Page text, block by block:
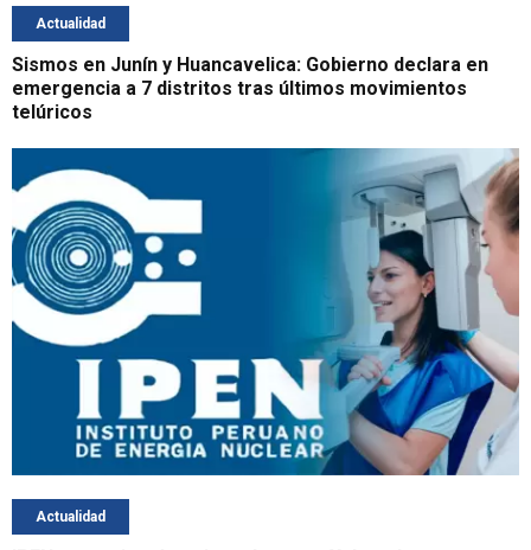
Actualidad
Sismos en Junín y Huancavelica: Gobierno declara en
emergencia a 7 distritos tras últimos movimientos
telúricos
Actualidad